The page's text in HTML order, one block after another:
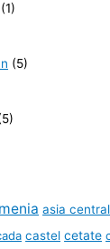
(1)
(5)
asia
castel cetate